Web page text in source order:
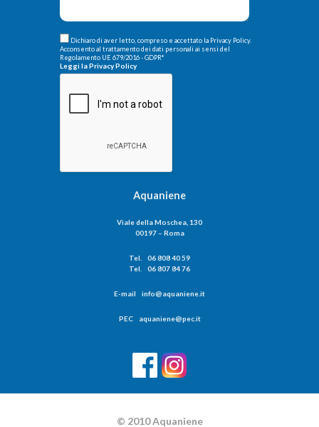
Dichiaro di aver letto, compreso e accettato la Privacy Policy.
Acconsento al trattamento dei dati personali ai sensi del
Regolamento UE 679/2016 - GDPR*
Leggi la Privacy Policy
Aquaniene
Viale della Moschea, 130
00197 – Roma
Tel. 06 808 40 59
Tel. 06 807 84 76
E-mail info@aquaniene.it
PEC aquaniene@pec.it
© 2010 Aquaniene